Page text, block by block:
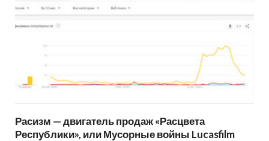
Расизм — двигатель продаж «Расцвета
Республики», или Мусорные войны Lucasfilm